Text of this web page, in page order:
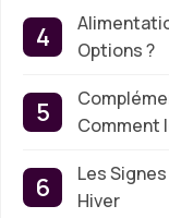
Options ?
Comment
Les
Hiver